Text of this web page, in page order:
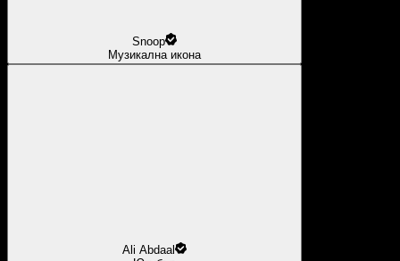
Snoop
Музикална икона
Ali Abdaal